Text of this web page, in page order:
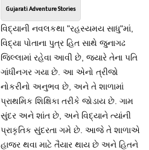
Gujarati Adventure Stories
વિદ્યાની નવલકથા "રહસ્યમય સાધુ"માં,
વિદ્યા પોતાના પુત્ર હિત સાથે જુનાગઢ
જિલ્લામાં રહેવા આવી છે, જ્યારે તેના પતિ
ગાંધીનગર ગયા છે. આ એનો ત્રીજો
નોકરીનો અનુભવ છે, અને તે શાળામાં
પ્રાથમિક શિક્ષિકા તરીકે જોડાય છે. ગામ
સુંદર અને શાંત છે, અને વિદ્યાને ત્યાંની
પ્રાકૃતિક સુંદરતા ગમે છે. આજે તે શાળાએ
હાજર થવા માટે તૈયાર થાય છે અને હિતને